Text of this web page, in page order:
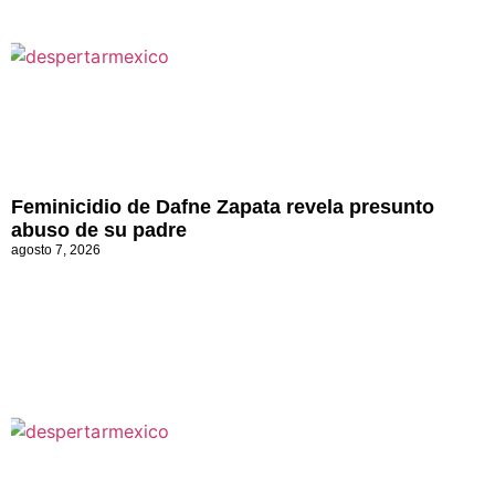
Feminicidio de Dafne Zapata revela presunto
abuso de su padre
agosto 7, 2026